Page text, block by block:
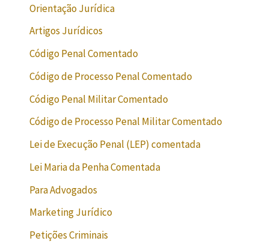
Orientação Jurídica
Artigos Jurídicos
Código Penal Comentado
Código de Processo Penal Comentado
Código Penal Militar Comentado
Código de Processo Penal Militar Comentado
Lei de Execução Penal (LEP) comentada
Lei Maria da Penha Comentada
Para Advogados
Marketing Jurídico
Petições Criminais